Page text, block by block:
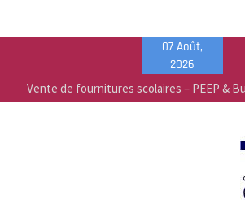
content
07 Août,
2026
Vente de fournitures scolaires – PEEP &
Vallée
Liste des fournitures 2026-2027 – Collège